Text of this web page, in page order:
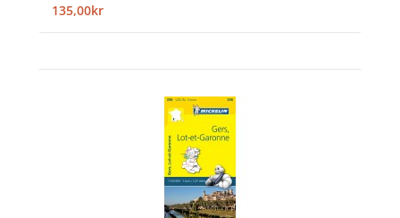
135,00kr